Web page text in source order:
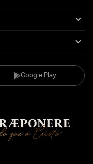
Google Play